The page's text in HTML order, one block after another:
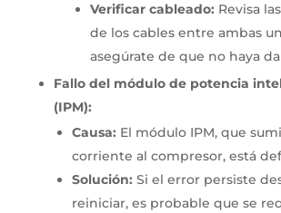
Verificar cableado: Revisa
de los cables entre ambas
asegúrate de que no haya
Fallo del módulo de potencia
(IPM):
Causa: El módulo IPM, que
corriente al compresor, está
Solución: Si el error persiste
reiniciar, es probable que se